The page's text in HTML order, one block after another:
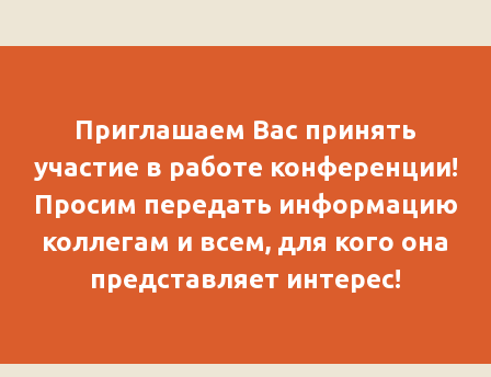
Приглашаем Вас принять
участие в работе конференции!
Просим передать информацию
коллегам и всем, для кого она
представляет интерес!